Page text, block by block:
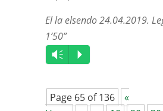
El la elsendo 24.04.2019.
1’50”
Audio
Player
Vm P
Page 65 of 136
«